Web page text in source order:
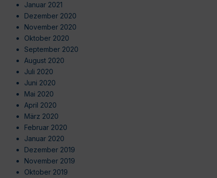
Januar 2021
Dezember 2020
November 2020
Oktober 2020
September 2020
August 2020
Juli 2020
Juni 2020
Mai 2020
April 2020
März 2020
Februar 2020
Januar 2020
Dezember 2019
November 2019
Oktober 2019